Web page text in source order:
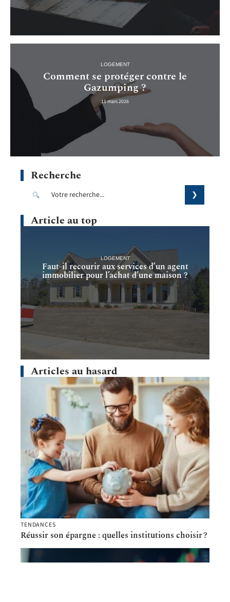
LOGEMENT
Comment se protéger contre le
Gazumping ?
11 mars 2026
Recherche
Article au top
LOGEMENT
Faut-il recourir aux services d’un agent
immobilier pour l’achat d’une maison ?
Articles au hasard
TENDANCES
Réussir son épargne : quelles institutions choisir ?